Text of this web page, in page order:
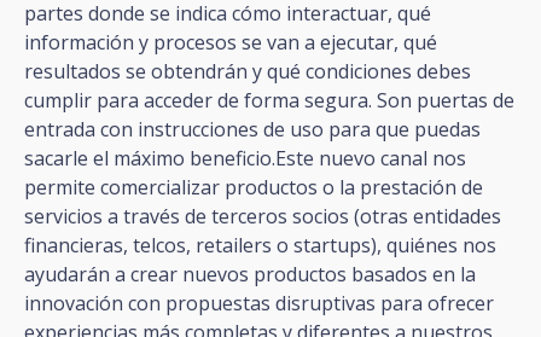
partes donde se indica cómo interactuar, qué
información y procesos se van a ejecutar, qué
resultados se obtendrán y qué condiciones debes
cumplir para acceder de forma segura. Son puertas de
entrada con instrucciones de uso para que puedas
sacarle el máximo beneficio.Este nuevo canal nos
permite comercializar productos o la prestación de
servicios a través de terceros socios (otras entidades
financieras, telcos, retailers o startups), quiénes nos
ayudarán a crear nuevos productos basados en la
innovación con propuestas disruptivas para ofrecer